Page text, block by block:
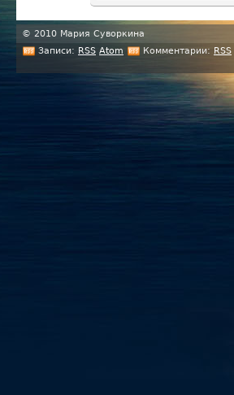
© 2010 Мария Суворкина
Записи: RSS Atom Комментарии: RSS